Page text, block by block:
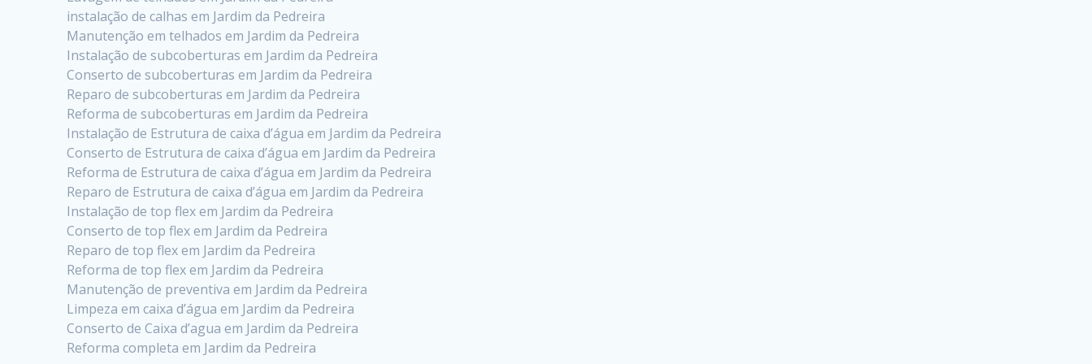
instalação de calhas em Jardim da Pedreira
Manutenção em telhados em Jardim da Pedreira
Instalação de subcoberturas em Jardim da Pedreira
Conserto de subcoberturas em Jardim da Pedreira
Reparo de subcoberturas em Jardim da Pedreira
Reforma de subcoberturas em Jardim da Pedreira
Instalação de Estrutura de caixa d’água em Jardim da Pedreira
Conserto de Estrutura de caixa d’água em Jardim da Pedreira
Reforma de Estrutura de caixa d’água em Jardim da Pedreira
Reparo de Estrutura de caixa d’água em Jardim da Pedreira
Instalação de top flex em Jardim da Pedreira
Conserto de top flex em Jardim da Pedreira
Reparo de top flex em Jardim da Pedreira
Reforma de top flex em Jardim da Pedreira
Manutenção de preventiva em Jardim da Pedreira
Limpeza em caixa d’água em Jardim da Pedreira
Conserto de Caixa d’agua em Jardim da Pedreira
Reforma completa em Jardim da Pedreira